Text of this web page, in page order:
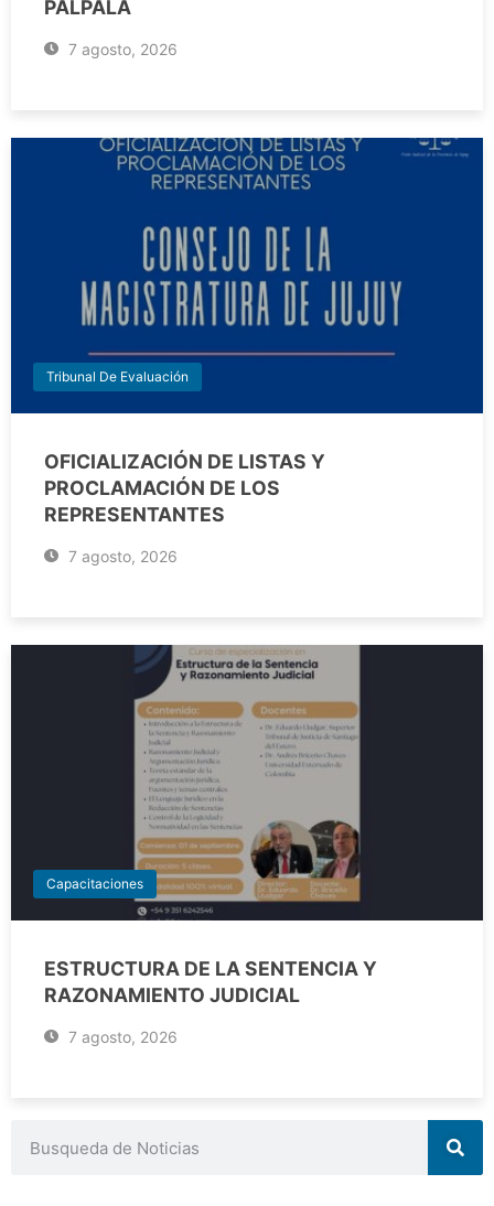
PALPALÁ
7 agosto, 2026
Tribunal De Evaluación
OFICIALIZACIÓN DE LISTAS Y
PROCLAMACIÓN DE LOS
REPRESENTANTES
7 agosto, 2026
Capacitaciones
ESTRUCTURA DE LA SENTENCIA Y
RAZONAMIENTO JUDICIAL
7 agosto, 2026